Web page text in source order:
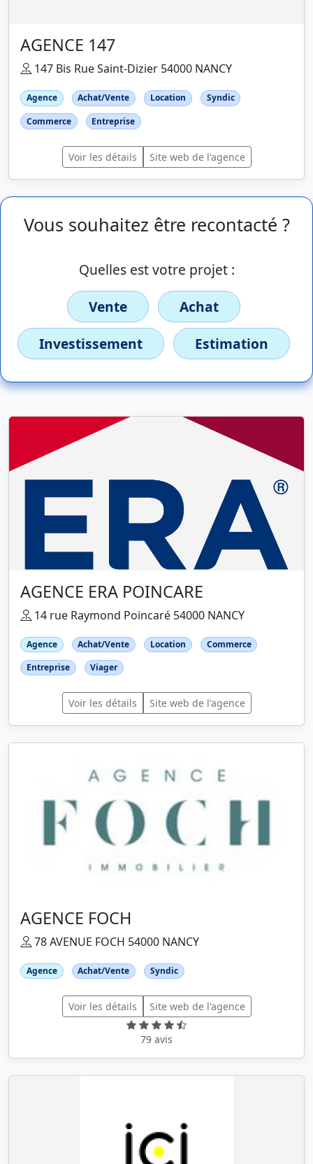
AGENCE 147
147 Bis Rue Saint-Dizier 54000 NANCY
Agence Achat/Vente Location
Syndic
Commerce
Entreprise
Voir les détails Site web de l'agence
Vous souhaitez être recontacté ?
Quelles est votre projet :
Vente
Achat
Investissement
Estimation
AGENCE ERA POINCARE
14 rue Raymond Poincaré 54000 NANCY
Agence Achat/Vente Location
Commerce
Entreprise
Viager
Voir les détails Site web de l'agence
AGENCE FOCH
78 AVENUE FOCH 54000 NANCY
Agence Achat/Vente Syndic
Voir les détails Site web de l'agence
79 avis